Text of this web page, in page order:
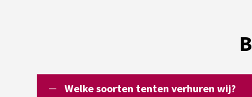
Welke soorten tenten verhuren wij?